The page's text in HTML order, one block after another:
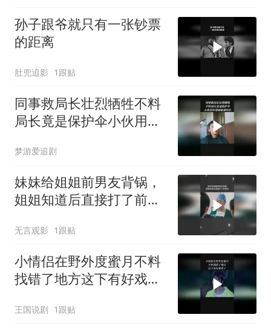
孙子跟爷就只有一张钞票
的距离
肚兜追影 1跟贴
同事救局长壮烈牺牲不料
局长竟是保护伞小伙用垃
梦游爱追剧
妹妹给姐姐前男友背锅，
姐姐知道后直接打了前男
无言观影 1跟贴
小情侣在野外度蜜月不料
找错了地方这下有好戏看
王国说剧 1跟贴